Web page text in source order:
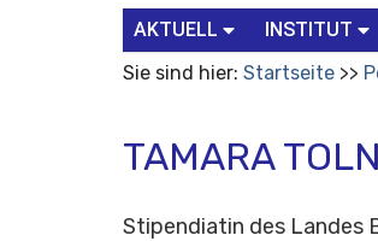
AKTUELL INSTITUT
Sie sind hier: Startseite
TAMARA
Stipendiatin des Landes